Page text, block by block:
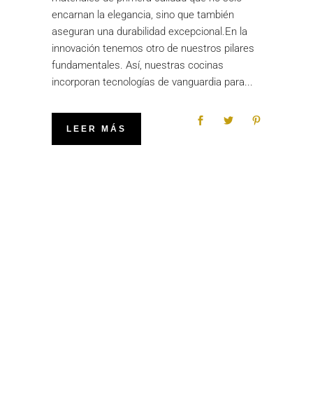
encarnan la elegancia, sino que también
aseguran una durabilidad excepcional.En la
innovación tenemos otro de nuestros pilares
fundamentales. Así, nuestras cocinas
incorporan tecnologías de vanguardia para
LEER MÁS